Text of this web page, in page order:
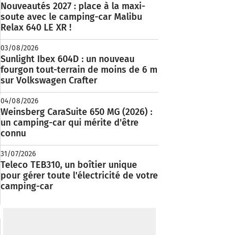
Nouveautés 2027 : place à la maxi-
soute avec le camping-car Malibu
Relax 640 LE XR !
03/08/2026
Sunlight Ibex 604D : un nouveau
fourgon tout-terrain de moins de 6 m
sur Volkswagen Crafter
04/08/2026
Weinsberg CaraSuite 650 MG (2026) :
un camping-car qui mérite d'être
connu
31/07/2026
Teleco TEB310, un boîtier unique
pour gérer toute l'électricité de votre
camping-car